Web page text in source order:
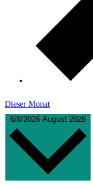
Dieser Monat
6/8/2026 August 2026